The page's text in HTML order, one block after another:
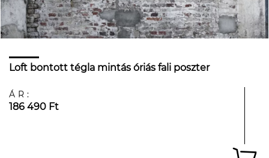
Loft bontott tégla mintás óriás fali poszter
ÁR:
186 490 Ft